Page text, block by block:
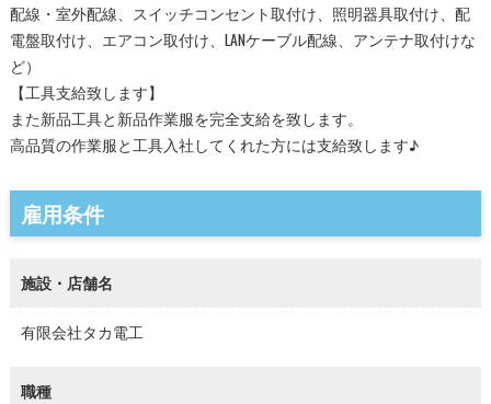
配線・室外配線、スイッチコンセント取付け、照明器具取付け、配
電盤取付け、エアコン取付け、LANケーブル配線、アンテナ取付けな
ど）
【工具支給致します】
また新品工具と新品作業服を完全支給を致します。
高品質の作業服と工具入社してくれた方には支給致します♪
雇用条件
施設・店舗名
有限会社タカ電工
職種